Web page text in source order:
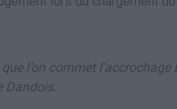
l’on commet l’accrochage
Dandois.